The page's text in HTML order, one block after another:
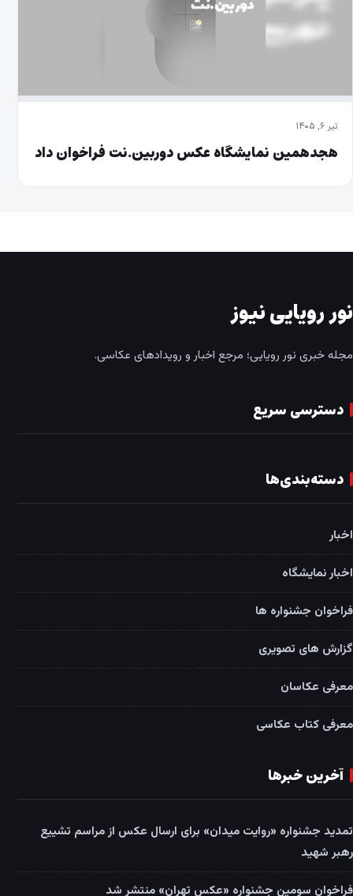
تیر ۶, ۱۴۰۵
هجدهمین نمایشگاه عکس دوربین.نت فراخوان داد
نور رویایی نیوز
مجله خبری نور رویایی؛ مرجع اخبار و رویدادهای عکاسی.
دسترسی سریع
دسته‌بندی‌ها
اخبار
اخبار نمایشگاه
فراخوان جشنواره ها
گزارش های تصویری
معرفی عکاسان
معرفی کتاب عکاسی
آخرین خبرها
تمدید جشنواره «روایت میدان» برای ارسال عکس از مراسم تشییع
رهبر شهید
فراخوان سومین جشنواره «عکس تهران» منتشر شد